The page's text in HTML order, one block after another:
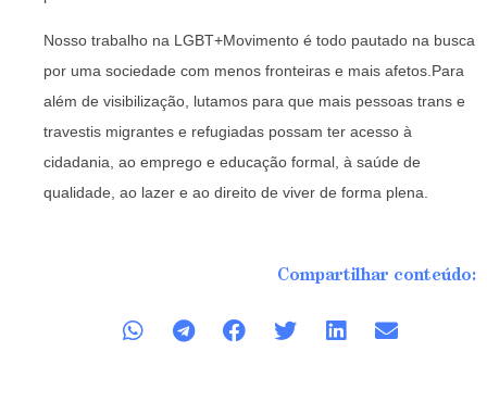
Nosso trabalho na LGBT+Movimento é todo pautado na busca
por uma sociedade com menos fronteiras e mais afetos.Para
além de visibilização, lutamos para que mais pessoas trans e
travestis migrantes e refugiadas possam ter acesso à
cidadania, ao emprego e educação formal, à saúde de
qualidade, ao lazer e ao direito de viver de forma plena.
Compartilhar conteúdo: